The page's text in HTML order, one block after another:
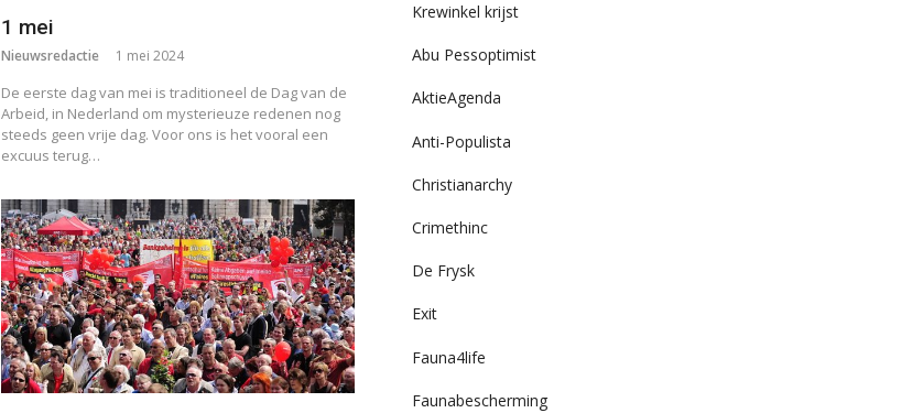
1 mei
Nieuwsredactie 1 mei 2024
De eerste dag van mei is traditioneel de Dag van de
Arbeid, in Nederland om mysterieuze redenen nog
steeds geen vrije dag. Voor ons is het vooral een
excuus terug…
Krewinkel krijst
Abu Pessoptimist
AktieAgenda
Anti-Populista
Christianarchy
Crimethinc
De Frysk
Exit
Fauna4life
Faunabescherming